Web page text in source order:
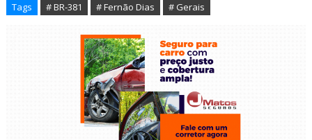
Tags # BR-381 # Fernão Dias # Gerais